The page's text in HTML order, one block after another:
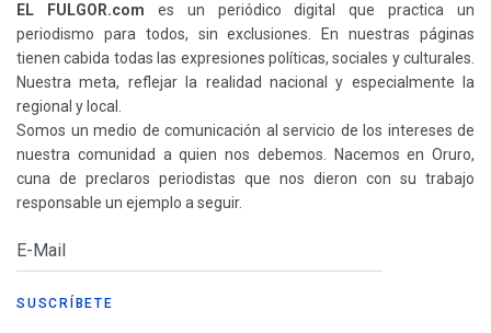
EL FULGOR.com es un periódico digital que practica un
periodismo para todos, sin exclusiones. En nuestras páginas
tienen cabida todas las expresiones políticas, sociales y culturales.
Nuestra meta, reflejar la realidad nacional y especialmente la
regional y local.
Somos un medio de comunicación al servicio de los intereses de
nuestra comunidad a quien nos debemos. Nacemos en Oruro,
cuna de preclaros periodistas que nos dieron con su trabajo
responsable un ejemplo a seguir.